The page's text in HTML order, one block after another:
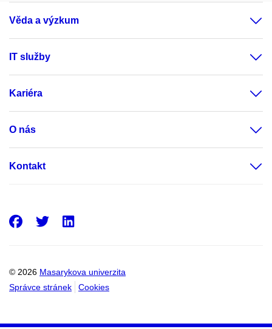
Věda a výzkum
IT služby
Kariéra
O nás
Kontakt
© 2026 Masarykova univerzita
Správce stránek
Cookies
Facebook
Twitter